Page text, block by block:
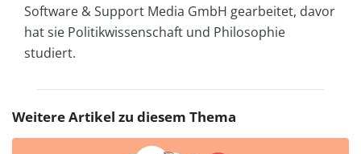
Software & Support Media GmbH gearbeitet, davor
hat sie Politikwissenschaft und Philosophie
studiert.
Weitere Artikel zu diesem Thema